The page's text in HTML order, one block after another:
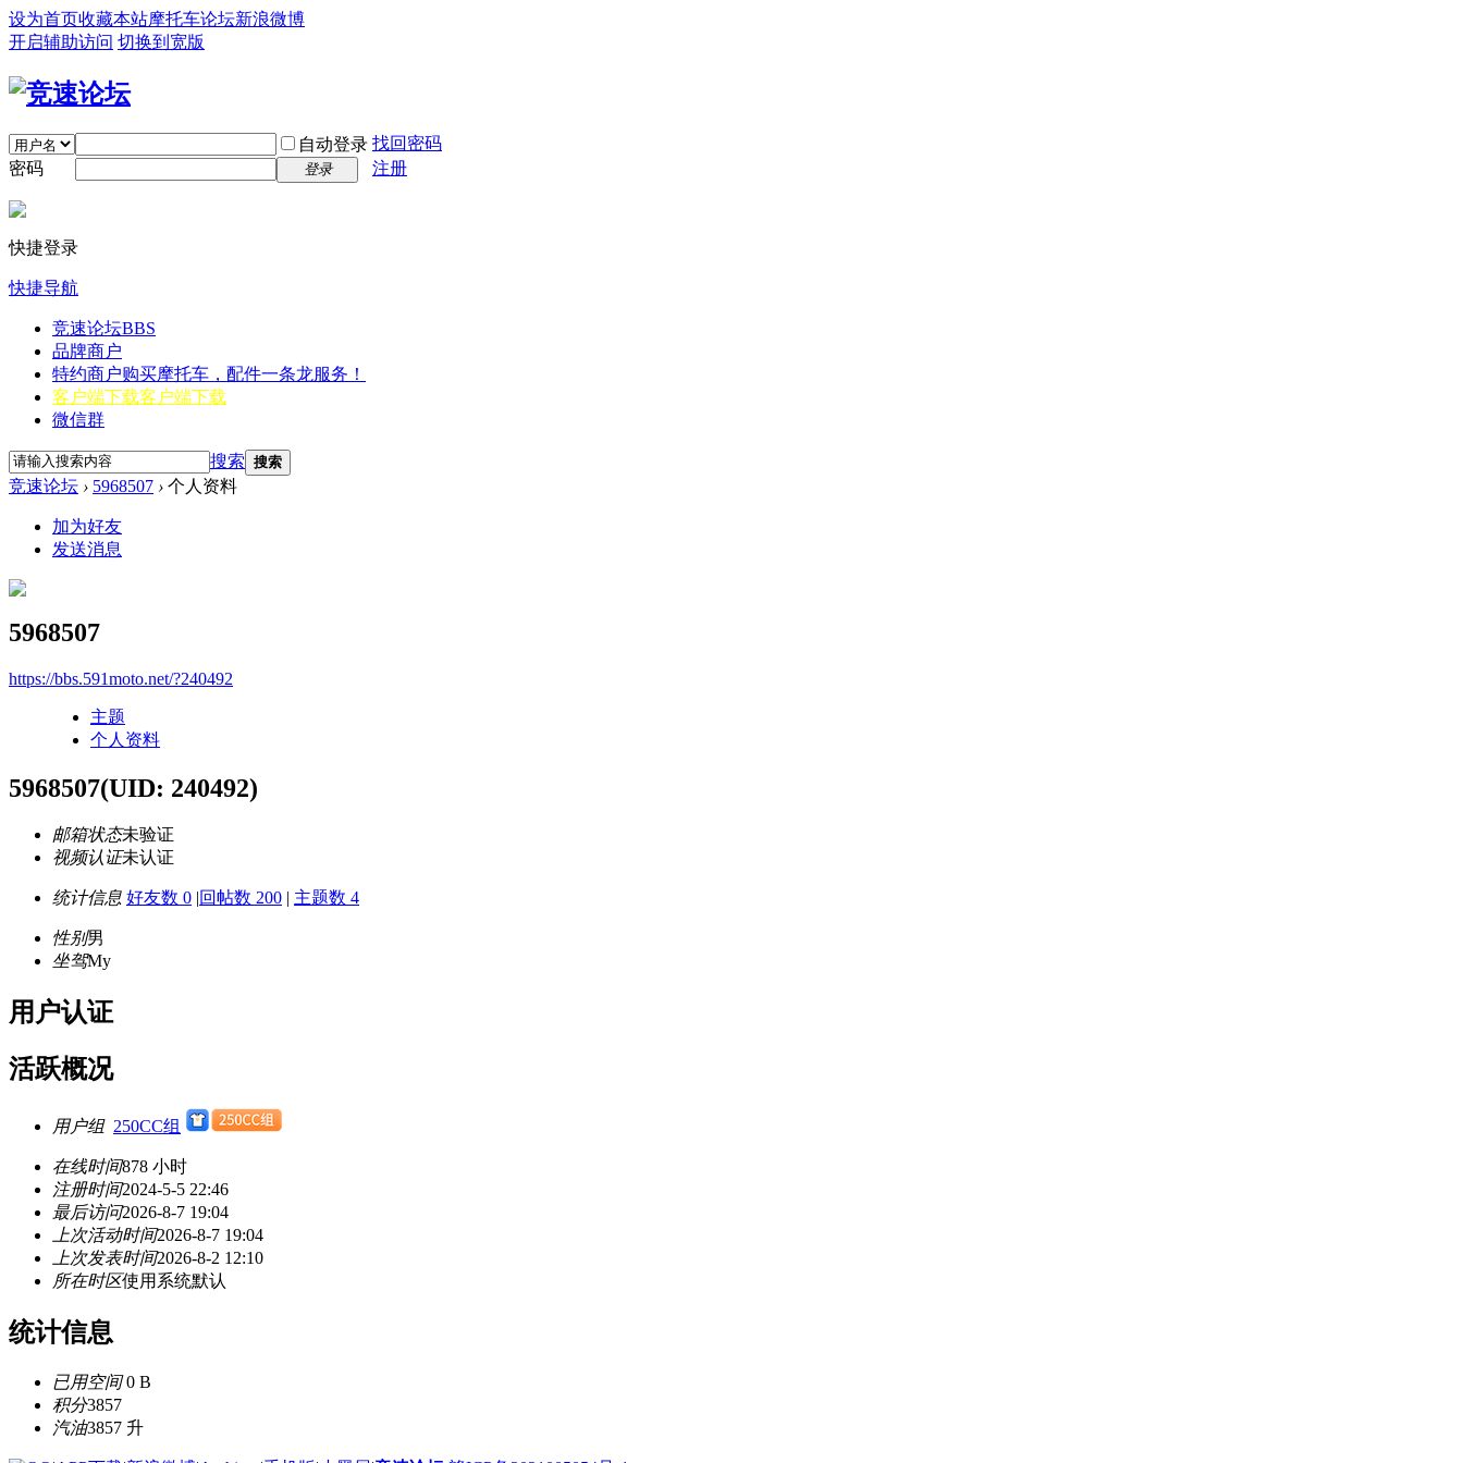
设为首页收藏本站摩托车论坛新浪微博
开启辅助访问 切换到宽版
自动登录 找回密码
密码
登录 注册
快捷登录
快捷导航
竞速论坛BBS
品牌商户
特约商户购买摩托车，配件一条龙服务！
客户端下载客户端下载
微信群
搜索 搜索
竞速论坛 › 5968507 › 个人资料
加为好友
发送消息
5968507
https://bbs.591moto.net/?240492
主题
个人资料
5968507(UID: 240492)
邮箱状态未验证
视频认证未认证
统计信息 好友数 0 |回帖数 200 | 主题数 4
性别男
坐驾My
用户认证
活跃概况
用户组 250CC组
在线时间878 小时
注册时间2024-5-5 22:46
最后访问2026-8-7 19:04
上次活动时间2026-8-7 19:04
上次发表时间2026-8-2 12:10
所在时区使用系统默认
统计信息
已用空间0 B
积分3857
汽油3857 升